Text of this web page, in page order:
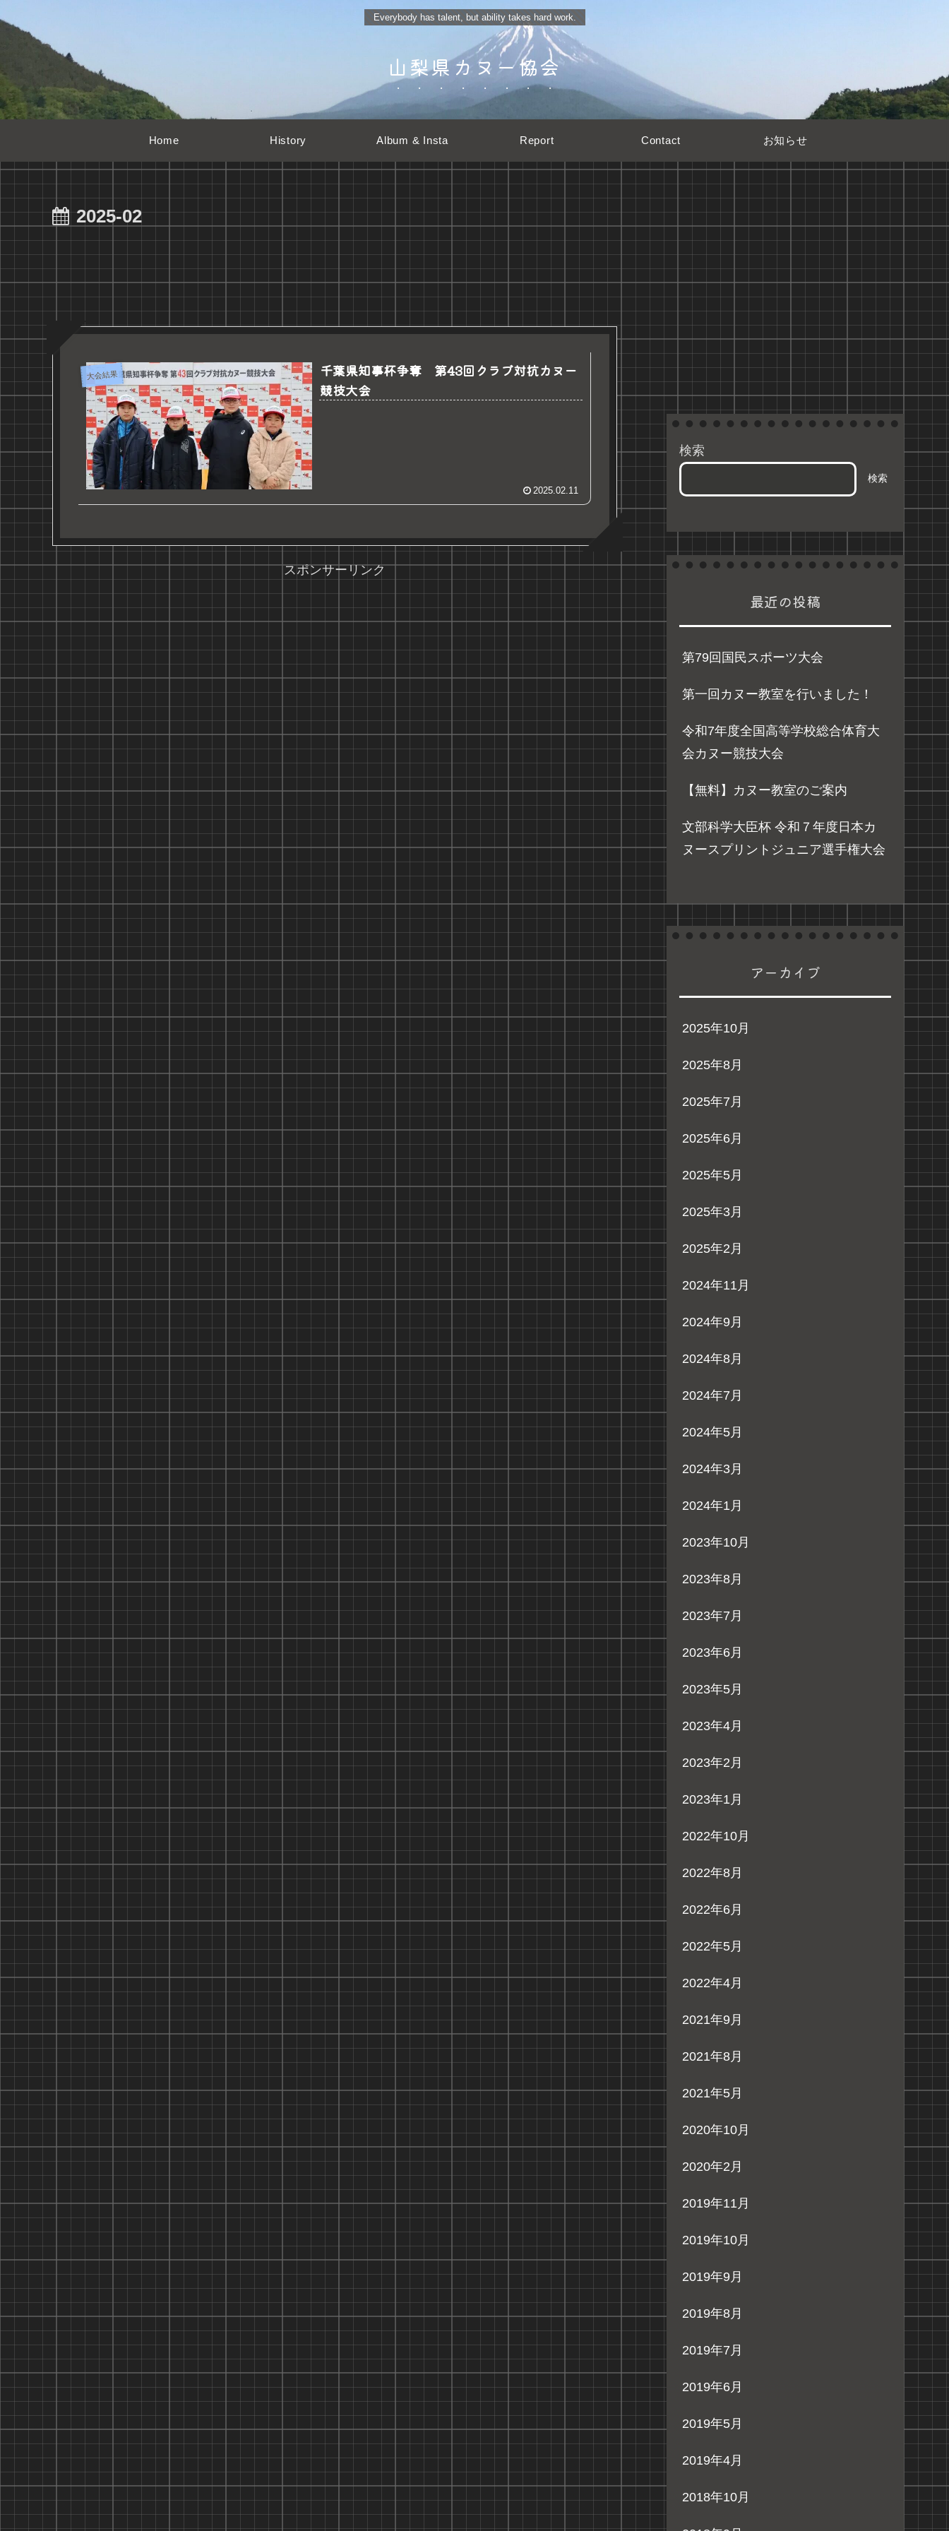
Everybody has talent, but ability takes hard work.
山梨県カヌー協会
Home History Album & Insta Report Contact お知らせ
2025-02
大会結果
千葉県知事杯争奪 第43回クラブ対抗カヌー
競技大会
2025.02.11
スポンサーリンク
検索
検索
最近の投稿
第79回国民スポーツ大会
第一回カヌー教室を行いました！
令和7年度全国高等学校総合体育大
会カヌー競技大会
【無料】カヌー教室のご案内
文部科学大臣杯 令和７年度日本カ
ヌースプリントジュニア選手権大会
アーカイブ
2025年10月
2025年8月
2025年7月
2025年6月
2025年5月
2025年3月
2025年2月
2024年11月
2024年9月
2024年8月
2024年7月
2024年5月
2024年3月
2024年1月
2023年10月
2023年8月
2023年7月
2023年6月
2023年5月
2023年4月
2023年2月
2023年1月
2022年10月
2022年8月
2022年6月
2022年5月
2022年4月
2021年9月
2021年8月
2021年5月
2020年10月
2020年2月
2019年11月
2019年10月
2019年9月
2019年8月
2019年7月
2019年6月
2019年5月
2019年4月
2018年10月